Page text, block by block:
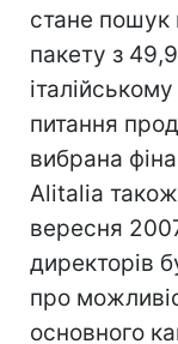
стане пошук
пакету з
питання
вибрана
Alitalia
вересня
директорів
про
основного